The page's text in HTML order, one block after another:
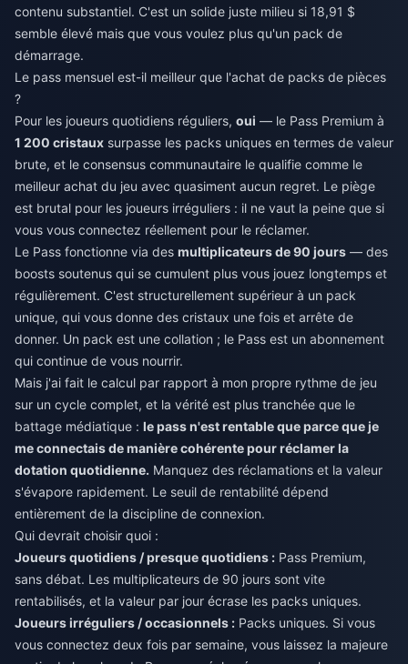
contenu substantiel. C'est un solide juste milieu si 18,91 $
semble élevé mais que vous voulez plus qu'un pack de
démarrage.
Le pass mensuel est-il meilleur que l'achat de packs de pièces
?
Pour les joueurs quotidiens réguliers, oui — le Pass Premium à
1 200 cristaux surpasse les packs uniques en termes de valeur
brute, et le consensus communautaire le qualifie comme le
meilleur achat du jeu avec quasiment aucun regret. Le piège
est brutal pour les joueurs irréguliers : il ne vaut la peine que si
vous vous connectez réellement pour le réclamer.
Le Pass fonctionne via des multiplicateurs de 90 jours — des
boosts soutenus qui se cumulent plus vous jouez longtemps et
régulièrement. C'est structurellement supérieur à un pack
unique, qui vous donne des cristaux une fois et arrête de
donner. Un pack est une collation ; le Pass est un abonnement
qui continue de vous nourrir.
Mais j'ai fait le calcul par rapport à mon propre rythme de jeu
sur un cycle complet, et la vérité est plus tranchée que le
battage médiatique : le pass n'est rentable que parce que je
me connectais de manière cohérente pour réclamer la
dotation quotidienne. Manquez des réclamations et la valeur
s'évapore rapidement. Le seuil de rentabilité dépend
entièrement de la discipline de connexion.
Qui devrait choisir quoi :
Joueurs quotidiens / presque quotidiens : Pass Premium,
sans débat. Les multiplicateurs de 90 jours sont vite
rentabilisés, et la valeur par jour écrase les packs uniques.
Joueurs irréguliers / occasionnels : Packs uniques. Si vous
vous connectez deux fois par semaine, vous laissez la majeure